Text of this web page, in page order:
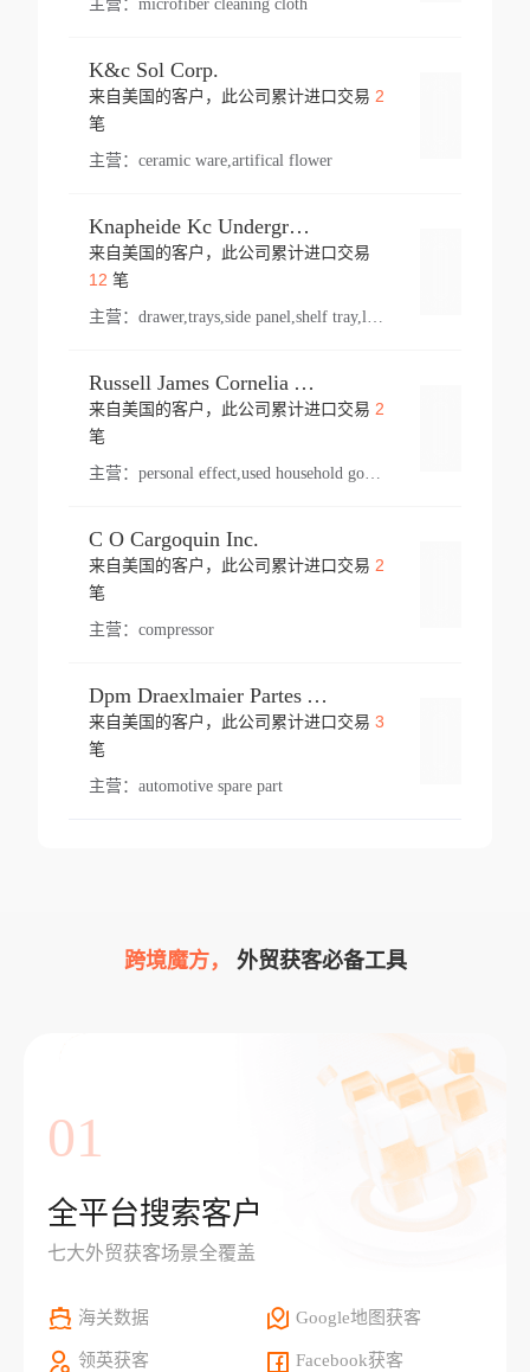
主营： microfiber cleaning cloth
K&c Sol Corp.
来自美国的客户，此公司累计进口交易 2
笔
主营： ceramic ware,artifical flower
Knapheide Kc Underground
来自美国的客户，此公司累计进口交易
12 笔
主营：
Russell James Cornelia Arlington Va
来自美国的客户，此公司累计进口交易 2
笔
主营： personal effect,used household goods
C O Cargoquin Inc.
来自美国的客户，此公司累计进口交易 2
笔
主营： compressor
Dpm Draexlmaier Partes Automotrices Corr Ind Huejotzingo
来自美国的客户，此公司累计进口交易 3
笔
主营： automotive spare part
跨境魔方， 外贸获客必备工具
01
全平台搜索客户
七大外贸获客场景全覆盖
海关数据 Google地图获客
领英获客 Facebook获客